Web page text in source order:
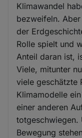
Klimawandel
bezweifeln.
der
Rolle spielt und
Anteil daran ist,
Viele, mitunter
viele geschätzte
Klimamodelle
einer anderen
totgeschwiegen.
Bewegung